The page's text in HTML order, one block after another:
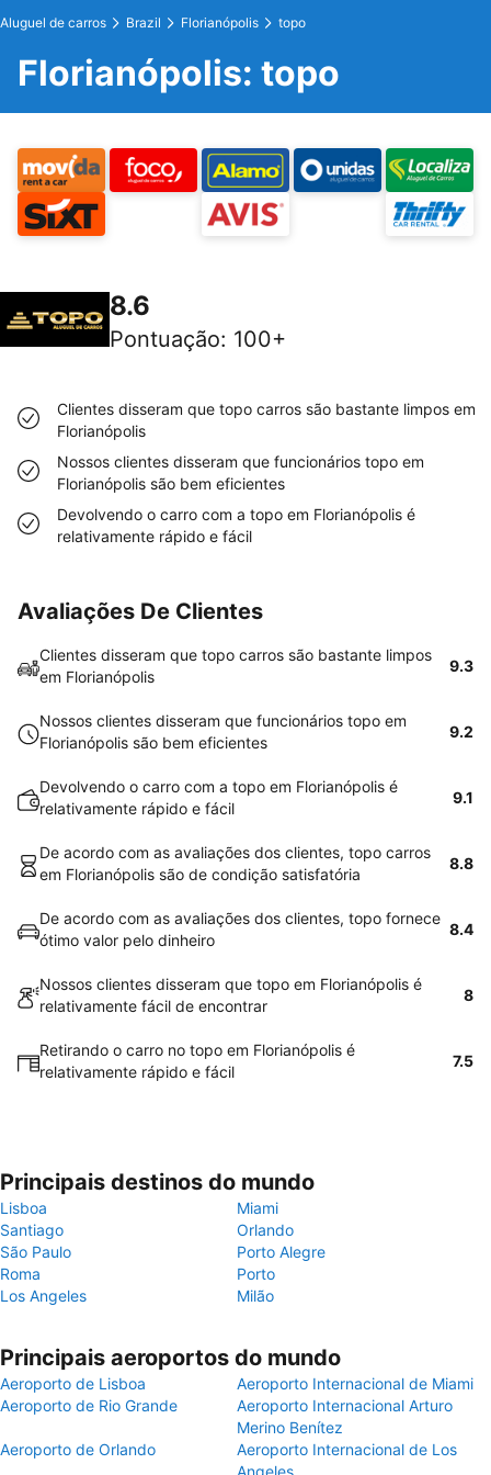
Aluguel de carros Brazil Florianópolis topo
Florianópolis: topo
8.6
Pontuação: 100+
Clientes disseram que topo carros são bastante limpos em
Florianópolis
Nossos clientes disseram que funcionários topo em
Florianópolis são bem eficientes
Devolvendo o carro com a topo em Florianópolis é
relativamente rápido e fácil
Avaliações De Clientes
Clientes disseram que topo carros são bastante limpos
em Florianópolis
9.3
Nossos clientes disseram que funcionários topo em
Florianópolis são bem eficientes
9.2
Devolvendo o carro com a topo em Florianópolis é
relativamente rápido e fácil
9.1
De acordo com as avaliações dos clientes, topo carros
em Florianópolis são de condição satisfatória
8.8
De acordo com as avaliações dos clientes, topo fornece
ótimo valor pelo dinheiro
8.4
Nossos clientes disseram que topo em Florianópolis é
relativamente fácil de encontrar
8
Retirando o carro no topo em Florianópolis é
relativamente rápido e fácil
7.5
Principais destinos do mundo
Lisboa
Miami
Santiago
Orlando
São Paulo
Porto Alegre
Roma
Porto
Los Angeles
Milão
Principais aeroportos do mundo
Aeroporto de Lisboa
Aeroporto Internacional de Miami
Aeroporto de Rio Grande
Aeroporto Internacional Arturo
Merino Benítez
Aeroporto de Orlando
Aeroporto Internacional de Los
Angeles